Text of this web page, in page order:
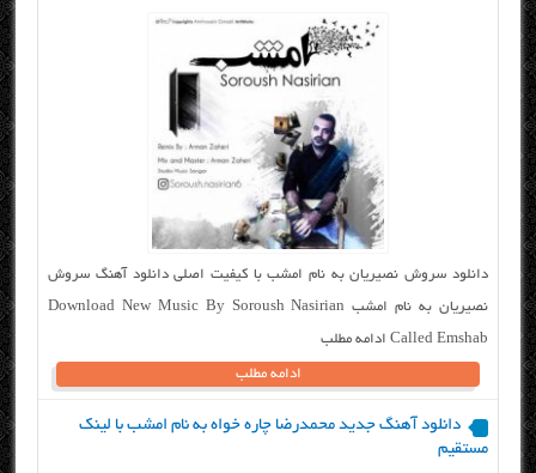
دانلود سروش نصیریان به نام امشب با کیفیت اصلی دانلود آهنگ سروش
نصیریان به نام امشب Download New Music By Soroush Nasirian
Called Emshab ادامه مطلب
ادامه مطلب
دانلود آهنگ جدید محمدرضا چاره خواه به نام امشب با لینک
مستقیم